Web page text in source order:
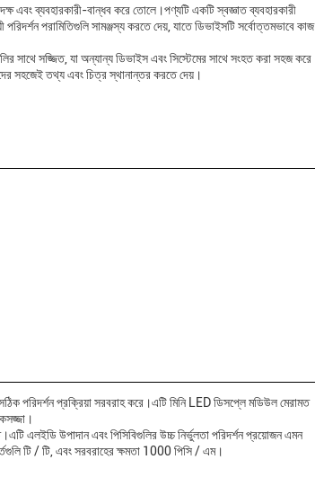
এবং ব্যবহারকারী-বান্ধব করে তোলে।পণ্যটি একটি স্বজ্ঞাত ব্যবহারকারী
পরিদর্শন পরামিতিগুলি সামঞ্জস্য করতে দেয়, যাতে ডিভাইসটি সর্বোত্তমভাবে কাজ
সজ্জিত, যা অন্যান্য ডিভাইস এবং সিস্টেমের সাথে সংহত করা সহজ করে
সহজেই তথ্য এবং চিত্র স্থানান্তর করতে দেয়।
প্রক্রিয়া সরবরাহ করে।এটি মিনি LED ডিসপ্লে মডিউল মেরামত
এলইডি উপাদান এবং পিসিবিগুলির উচ্চ নির্ভুলতা পরিদর্শন প্রয়োজন এমন
টি / টি, এবং সরবরাহের ক্ষমতা 1000 পিসি / এম।